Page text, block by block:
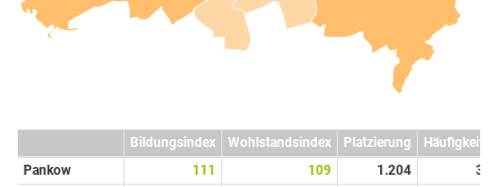
Bildungsindex Wohlstandsindex Platzierung Häufigkeit
Pankow
111 109 1.204
3